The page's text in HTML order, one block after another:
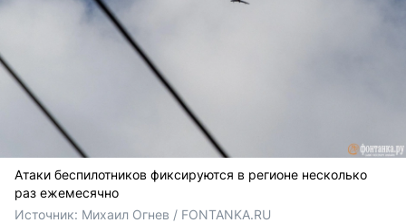
Атаки беспилотников фиксируются в регионе несколько
раз ежемесячно
Источник: Михаил Огнев / FONTANKA.RU